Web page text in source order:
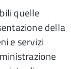
quelle
della
e servizi